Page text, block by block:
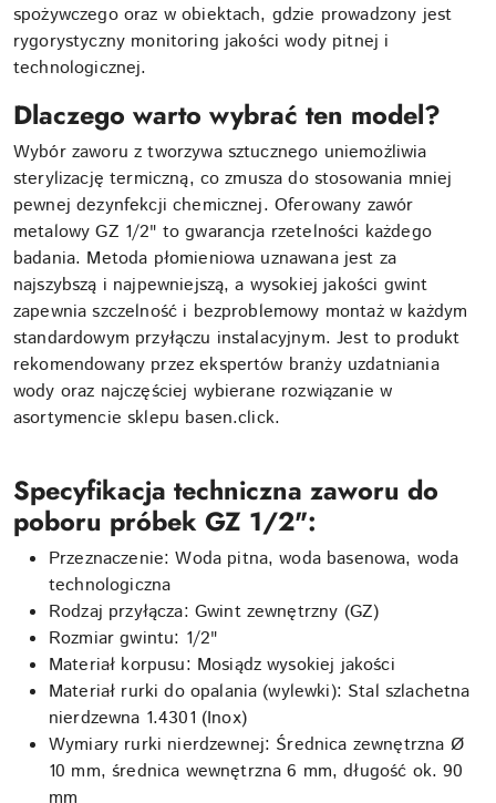
spożywczego oraz w obiektach, gdzie prowadzony jest
rygorystyczny monitoring jakości wody pitnej i
technologicznej.
Dlaczego warto wybrać ten model?
Wybór zaworu z tworzywa sztucznego uniemożliwia
sterylizację termiczną, co zmusza do stosowania mniej
pewnej dezynfekcji chemicznej. Oferowany zawór
metalowy GZ 1/2" to gwarancja rzetelności każdego
badania. Metoda płomieniowa uznawana jest za
najszybszą i najpewniejszą, a wysokiej jakości gwint
zapewnia szczelność i bezproblemowy montaż w każdym
standardowym przyłączu instalacyjnym. Jest to produkt
rekomendowany przez ekspertów branży uzdatniania
wody oraz najczęściej wybierane rozwiązanie w
asortymencie sklepu basen.click.
Specyfikacja techniczna zaworu do
poboru próbek GZ 1/2":
Przeznaczenie: Woda pitna, woda basenowa, woda
technologiczna
Rodzaj przyłącza: Gwint zewnętrzny (GZ)
Rozmiar gwintu: 1/2"
Materiał korpusu: Mosiądz wysokiej jakości
Materiał rurki do opalania (wylewki): Stal szlachetna
nierdzewna 1.4301 (Inox)
Wymiary rurki nierdzewnej: Średnica zewnętrzna Ø
10 mm, średnica wewnętrzna 6 mm, długość ok. 90